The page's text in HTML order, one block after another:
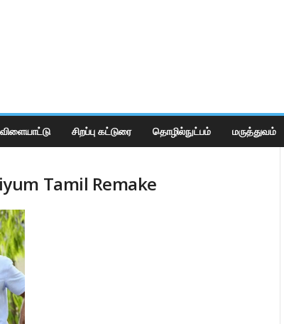
விளையாட்டு சிறப்பு கட்டுரை தொழில்நுட்பம் மருத்துவம்
Tamil Remake